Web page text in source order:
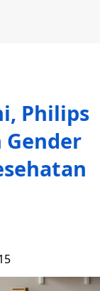
Philips